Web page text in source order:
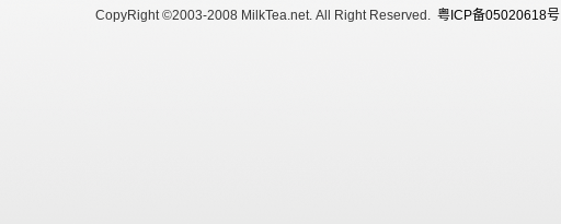
CopyRight ©2003-2008 MilkTea.net. All Right Reserved. 粤ICP备05020618号